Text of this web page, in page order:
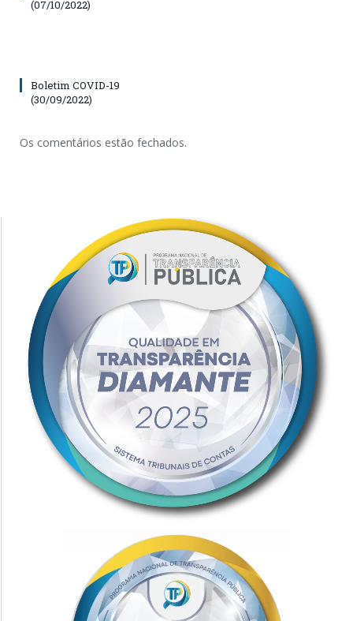
(07/10/2022)
Boletim COVID-19
(30/09/2022)
Os comentários estão fechados.